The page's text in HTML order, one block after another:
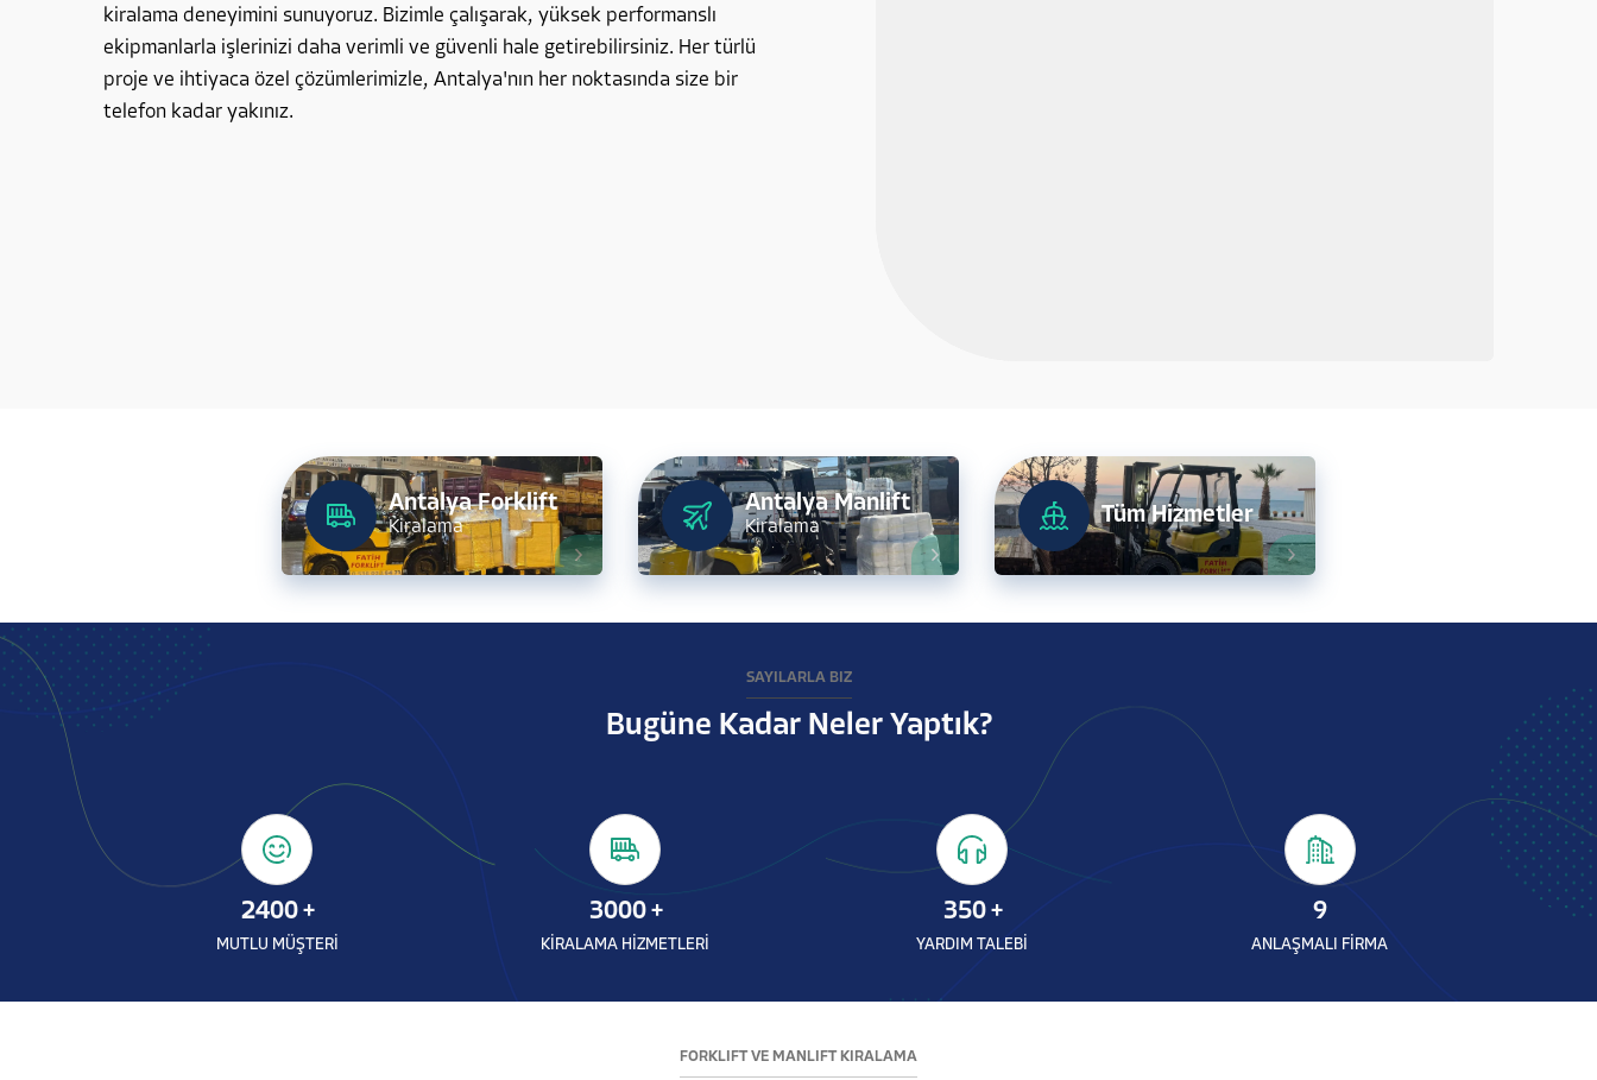
kiralama deneyimini sunuyoruz. Bizimle çalışarak, yüksek performanslı
ekipmanlarla işlerinizi daha verimli ve güvenli hale getirebilirsiniz. Her türlü
proje ve ihtiyaca özel çözümlerimizle, Antalya'nın her noktasında size bir
telefon kadar yakınız.
Antalya Forklift
Kiralama
Antalya Manlift
Kiralama Tüm Hizmetler
SAYILARLA BİZ
Bugüne Kadar Neler Yaptık?
2400+
MUTLU MÜŞTERİ
3000+
KİRALAMA HİZMETLERİ
350+
YARDIM TALEBİ
9
ANLAŞMALI FİRMA
FORKLİFT VE MANLİFT KİRALAMA